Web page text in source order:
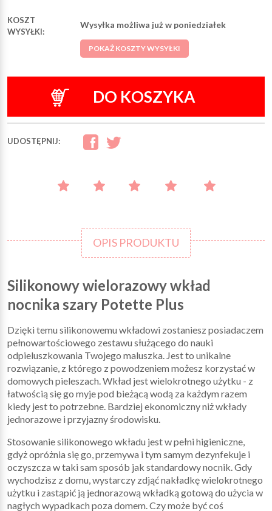
KOSZT
WYSYŁKI:
Wysyłka możliwa już w poniedziałek
POKAŻ KOSZTY WYSYŁKI
DO KOSZYKA
UDOSTĘPNIJ:
OPIS PRODUKTU
Silikonowy wielorazowy wkład
nocnika szary Potette Plus
Dzięki temu silikonowemu wkładowi zostaniesz posiadaczem
pełnowartościowego zestawu służącego do nauki
odpieluszkowania Twojego maluszka. Jest to unikalne
rozwiązanie, z którego z powodzeniem możesz korzystać w
domowych pieleszach. Wkład jest wielokrotnego użytku - z
łatwością się go myje pod bieżącą wodą za każdym razem
kiedy jest to potrzebne. Bardziej ekonomiczny niż wkłady
jednorazowe i przyjazny środowisku.
Stosowanie silikonowego wkładu jest w pełni higieniczne,
gdyż opróżnia się go, przemywa i tym samym dezynfekuje i
oczyszcza w taki sam sposób jak standardowy nocnik. Gdy
wychodzisz z domu, wystarczy zdjąć nakładkę wielokrotnego
użytku i zastąpić ją jednorazową wkładką gotową do użycia w
nagłych wypadkach poza domem. Czy może być coś